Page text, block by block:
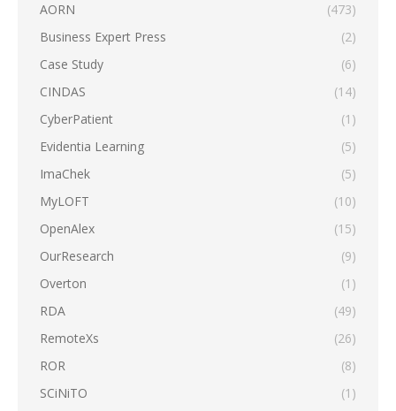
AORN
(473)
Business Expert Press
(2)
Case Study
(6)
CINDAS
(14)
CyberPatient
(1)
Evidentia Learning
(5)
ImaChek
(5)
MyLOFT
(10)
OpenAlex
(15)
OurResearch
(9)
Overton
(1)
RDA
(49)
RemoteXs
(26)
ROR
(8)
SCiNiTO
(1)